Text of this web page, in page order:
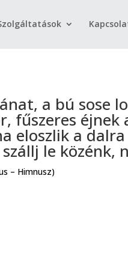
a bú sose
fűszeres éjnek
eloszlik a dalra
le közénk,
– Himnusz)